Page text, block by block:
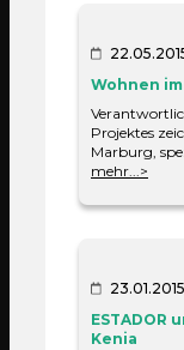
Zur
gehören:
bestehender
eventueller
Formale
27 Jahre 3
Wohnen
Projektes
Marburg,
mehr...>
Kenia